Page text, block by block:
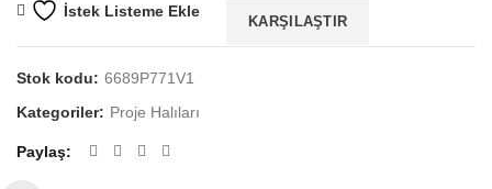
İstek Listeme Ekle
KARŞILAŞTIR
Stok kodu: 6689P771V1
Kategoriler: Proje Halıları
Paylaş